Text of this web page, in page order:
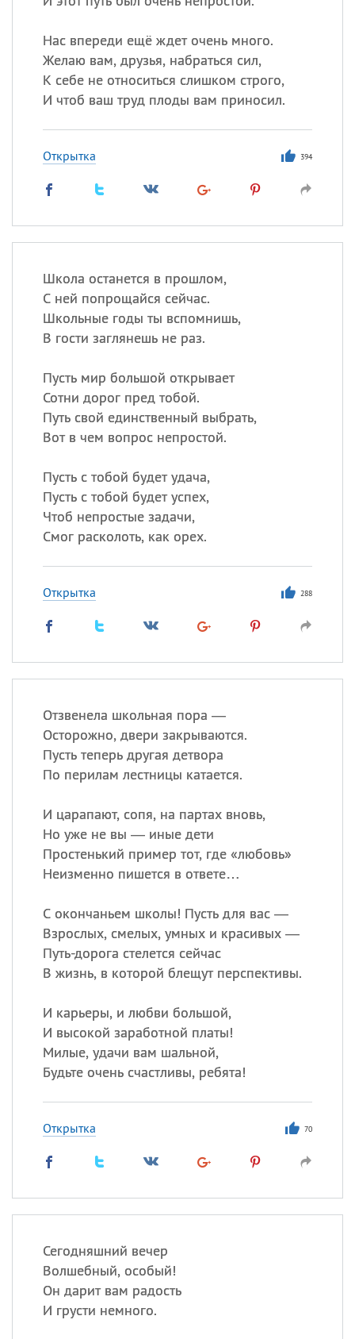
Нас впереди ещё ждет очень много.
Желаю вам, друзья, набраться сил,
К себе не относиться слишком строго,
И чтоб ваш труд плоды вам приносил.
Открытка 394
Школа останется в прошлом,
С ней попрощайся сейчас.
Школьные годы ты вспомнишь,
В гости заглянешь не раз.
Пусть мир большой открывает
Сотни дорог пред тобой.
Путь свой единственный выбрать,
Вот в чем вопрос непростой.
Пусть с тобой будет удача,
Пусть с тобой будет успех,
Чтоб непростые задачи,
Смог расколоть, как орех.
Открытка 288
Отзвенела школьная пора —
Осторожно, двери закрываются.
Пусть теперь другая детвора
По перилам лестницы катается.
И царапают, сопя, на партах вновь,
Но уже не вы — иные дети
Простенький пример тот, где «любовь»
Неизменно пишется в ответе…
С окончаньем школы! Пусть для вас —
Взрослых, смелых, умных и красивых —
Путь-дорога стелется сейчас
В жизнь, в которой блещут перспективы.
И карьеры, и любви большой,
И высокой заработной платы!
Милые, удачи вам шальной,
Будьте очень счастливы, ребята!
Открытка 70
Сегодняшний вечер
Волшебный, особый!
Он дарит вам радость
И грусти немного.